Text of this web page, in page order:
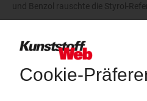
und Benzol rauschte die Styrol-
Trinseo:
Polystyrol, ABS
Der
2026 dreistellige